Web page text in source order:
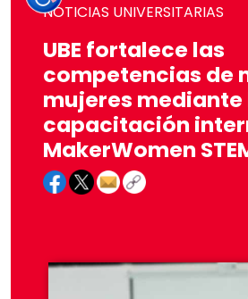
NOTICIAS UNIVERSITARIAS
UBE fortalece las
competencias de
mujeres mediante
capacitación
MakerWomen